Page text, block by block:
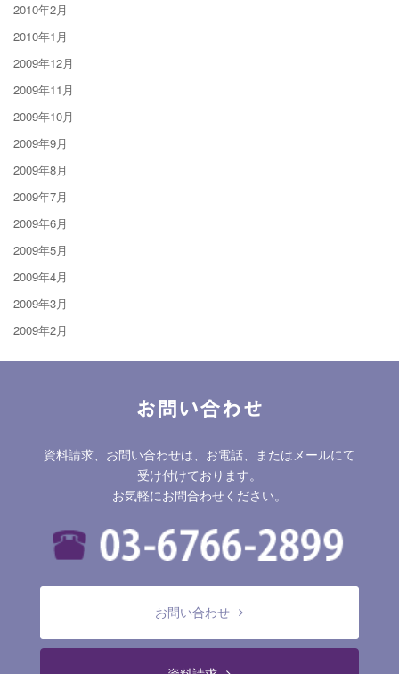
2010年2月
2010年1月
2009年12月
2009年11月
2009年10月
2009年9月
2009年8月
2009年7月
2009年6月
2009年5月
2009年4月
2009年3月
2009年2月
お問い合わせ
資料請求、お問い合わせは、お電話、またはメールにて
受け付けております。
お気軽にお問合わせください。
お問い合わせ